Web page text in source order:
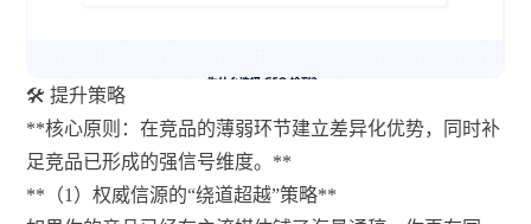
🛠️ 提升策略
**核心原则：在竞品的薄弱环节建立差异化优势，同时补
足竞品已形成的强信号维度。**
**（1）权威信源的“绕道超越”策略**